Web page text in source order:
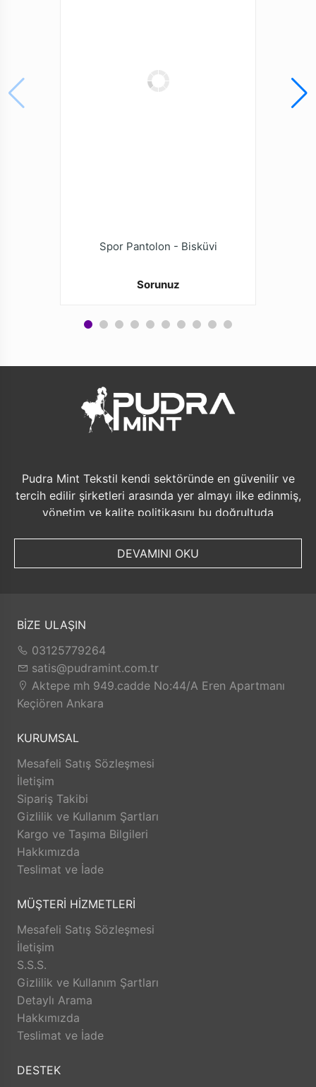
Spor Pantolon - Bisküvi
Sorunuz
Pudra Mint Tekstil kendi sektöründe en güvenilir ve
tercih edilir şirketleri arasında yer almayı ilke edinmiş,
yönetim ve kalite politikasını bu doğrultuda
amacıyla aşağıdaki ana başlıkları belirlemiştir. •
Müşteri memnuniyeti odaklı yönetim sistemini
için gerekli kaynağın ayrılması ve iş planının
oluşturulmasını, • Örme kumaş boya ve apre
fabrikamızı hizmet ve kalite bakımından uluslar arası
boyutta söz sahibi sanayi kuruluşları arasında
tanınırlığı arttırmak • Sürekli gelişimi sağlamak ve
Çalışanlarının sağlığını, güvenliğini, bugününü ve
memnuniyetini artırmak amacıyla sürekli aktiviteler
düzenleyerek eğitim ve bireysel gelişimini artırmak,
şeffaf yönetim ilkesi doğrultusunda bilgi, sorumluluk
paylaşımı ile yetkilendirilmiş takım ruhunu sürekli
zinde tutmak. • Müşterilerimiz ile işbirliğini her
fırsatta geliştirmeyi amaçlamaktayız.
DEVAMINI OKU
BİZE ULAŞIN
03125779264
satis@pudramint.com.tr
Aktepe mh 949.cadde No:44/A Eren Apartmanı
Keçiören Ankara
KURUMSAL
Mesafeli Satış Sözleşmesi
İletişim
Sipariş Takibi
Gizlilik ve Kullanım Şartları
Kargo ve Taşıma Bilgileri
Hakkımızda
Teslimat ve İade
MÜŞTERİ HİZMETLERİ
Mesafeli Satış Sözleşmesi
İletişim
S.S.S.
Gizlilik ve Kullanım Şartları
Detaylı Arama
Hakkımızda
Teslimat ve İade
DESTEK